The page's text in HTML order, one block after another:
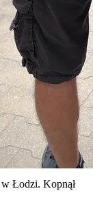
Łodzi. Kopnął